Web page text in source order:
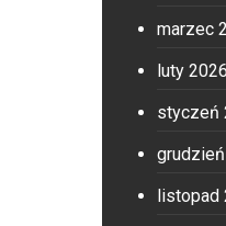
marzec
luty 2026
styczeń
listopad